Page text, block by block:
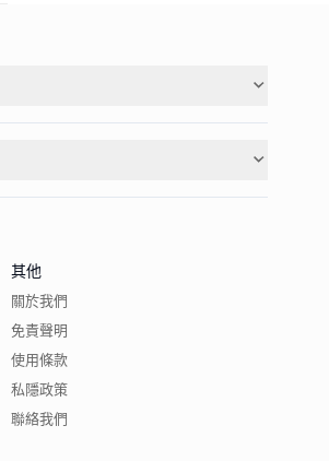
其他
關於我們
免責聲明
使用條款
私隱政策
聯絡我們